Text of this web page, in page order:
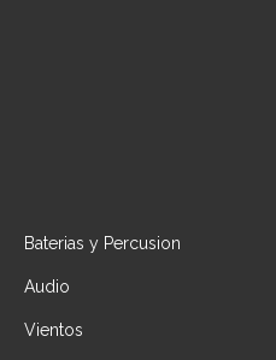
Baterias y Percusion
Audio
Vientos